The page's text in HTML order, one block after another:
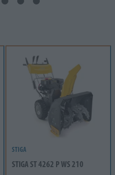
STIGA
STIGA ST 4262 P WS 210